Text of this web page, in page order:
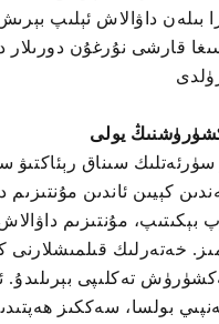
بىلەن داۋالاش ئېلىپ
قارشى نۇرغۇن دورىلار
يولى
سۈرئەتلىك سىناق رېئاكتىۋ
كېيىن ئاندىن مۇنتىزىم
مۇنتىزىم داۋالاش
خەتەرلىك قىلمىشلارنى
تەكلىپى